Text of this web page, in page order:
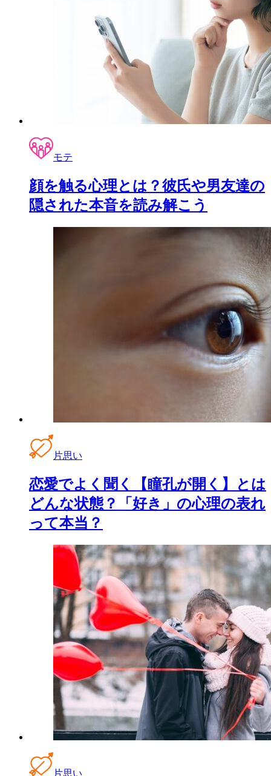
モテ
顔を触る心理とは？彼氏や男友達の
隠された本音を読み解こう
片思い
恋愛でよく聞く【瞳孔が開く】とは
どんな状態？「好き」の心理の表れ
って本当？
片思い